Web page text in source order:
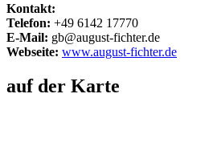
Kontakt:
Telefon: +49 6142 17770
E-Mail: gb@august-fichter.de
Webseite: www.august-fichter.de
auf der Karte